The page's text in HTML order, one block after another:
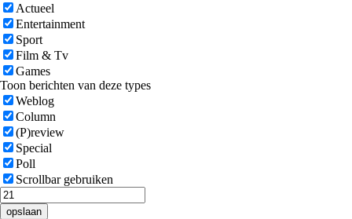
Actueel
Entertainment
Sport
Film & Tv
Games
Toon berichten van deze types
Weblog
Column
(P)review
Special
Poll
Scrollbar gebruiken
opslaan